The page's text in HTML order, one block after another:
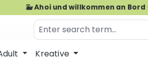
🐳 Ahoi und willkommen an
Kreative